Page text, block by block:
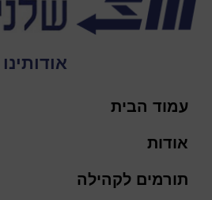
אודותינו
עמוד הבית
אודות
תורמים לקהילה